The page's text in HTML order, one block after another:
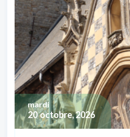
20 octobre, 2026
mardi